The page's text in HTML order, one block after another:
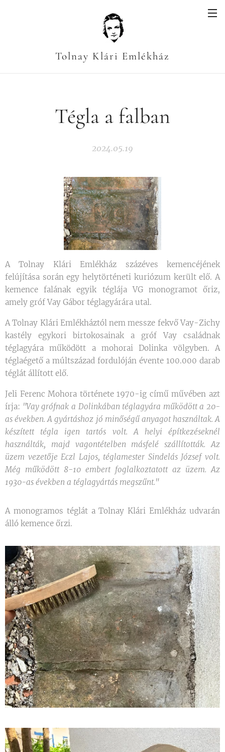
Tolnay Klári Emlékház
Tégla a falban
2024.05.19
A Tolnay Klári Emlékház százéves kemencéjének
felújítása során egy helytörténeti kuriózum került elő. A
kemence falának egyik téglája VG monogramot őriz,
amely gróf Vay Gábor téglagyárára utal.
A Tolnay Klári Emlékháztól nem messze fekvő Vay-Zichy
kastély egykori birtokosainak a gróf Vay családnak
téglagyára működött a mohorai Dolinka völgyben. A
téglaégető a múltszázad fordulóján évente 100.000 darab
téglát állított elő.
Jeli Ferenc Mohora története 1970-ig című művében azt
írja: "Vay grófnak a Dolinkában téglagyára működött a 20-
as években. A gyártáshoz jó minőségű anyagot használtak. A
készített tégla igen tartós volt. A helyi építkezéseknél
használták, majd vagontételben másfelé szállították. Az
üzem vezetője Eczl Lajos, téglamester Sindelás József volt.
Még működött 8-10 embert foglalkoztatott az üzem. Az
1930-as években a téglagyártás megszűnt."
A monogramos téglát a Tolnay Klári Emlékház udvarán
álló kemence őrzi.